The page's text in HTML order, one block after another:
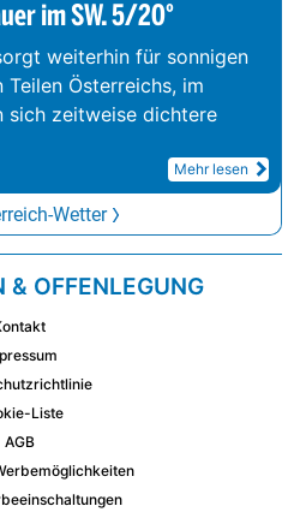
im SW. 5/20°
weiterhin für sonnigen
Österreichs, im
sich zeitweise dichtere
Mehr lesen
Wetter
& OFFENLEGUNG
Liste
AGB